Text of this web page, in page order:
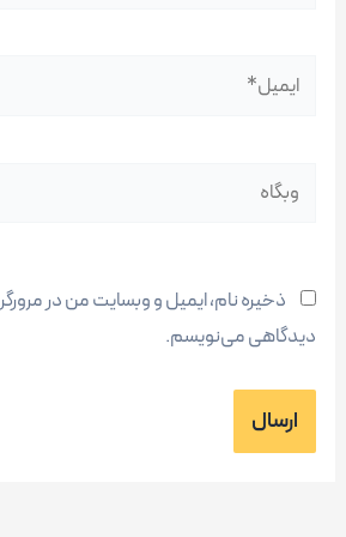
ایمیل*
وبگاه
ذخیره نام، ایمیل و وبسایت من در مرورگر
دیدگاهی می‌نویسم.